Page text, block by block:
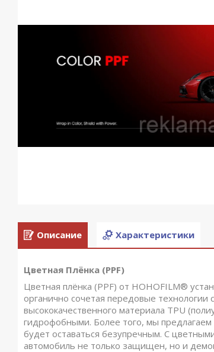
Описание Характеристики
Цветная Плёнка (PPF)
Цветная плёнка (PPF) от HOHOFILM®
органично сочетая передовые
высококачественного материала TPU
гидрофобными. Более того, мы
будет оставаться безупречным. С
автомобиль не только защищен, но и